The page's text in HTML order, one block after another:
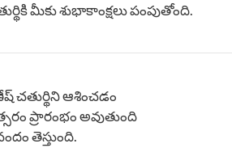
మీకు శుభాకాంక్షలు పంపుతోంది.
చతుర్థిని ఆశించడం
ప్రారంభం అవుతుంది
తెస్తుంది.